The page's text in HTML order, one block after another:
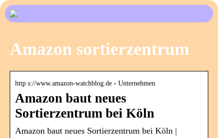
Amazon sortierzentrum
http s://www.amazon-watchblog.de › Unternehmen
Amazon baut neues
Sortierzentrum bei Köln
Amazon baut neues Sortierzentrum bei Köln |